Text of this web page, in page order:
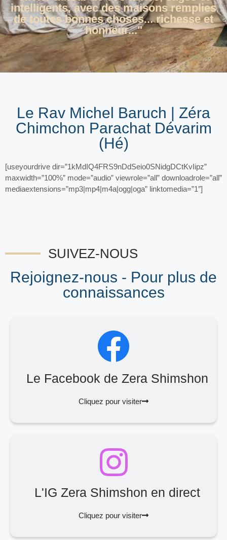
intelligents, avec des maisons remplies
de toutes bonnes choses... richesse et
honneur..."
Le Rav Michel Baruch | Zéra
Chimchon Parachat Dévarim
(Hé)
[useyourdrive dir=”1kMdIQ4FRS9nDdSeio0SNidgDCtKvIipz”
maxwidth=”100%” mode=”audio” viewrole=”all” downloadrole=”all”
mediaextensions=”mp3|mp4|m4a|ogg|oga” linktomedia=”1″]
SUIVEZ-NOUS
Rejoignez-nous - Pour plus de
connaissances
Le Facebook de Zera Shimshon
Cliquez pour visiter
L'IG Zera Shimshon en direct
Cliquez pour visiter